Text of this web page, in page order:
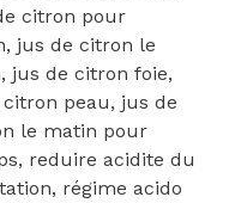
citron pour
jus de citron le
jus de citron foie,
peau, jus de
le matin pour
reduire acidite du
régime acido